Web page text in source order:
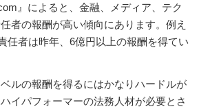
』によると、金融、メディア、テク
者の報酬が高い傾向にあります。例え
任者は昨年、6億円以上の報酬を得てい
ルの報酬を得るにはかなりハードルが
イパフォーマーの法務人材が必要とさ